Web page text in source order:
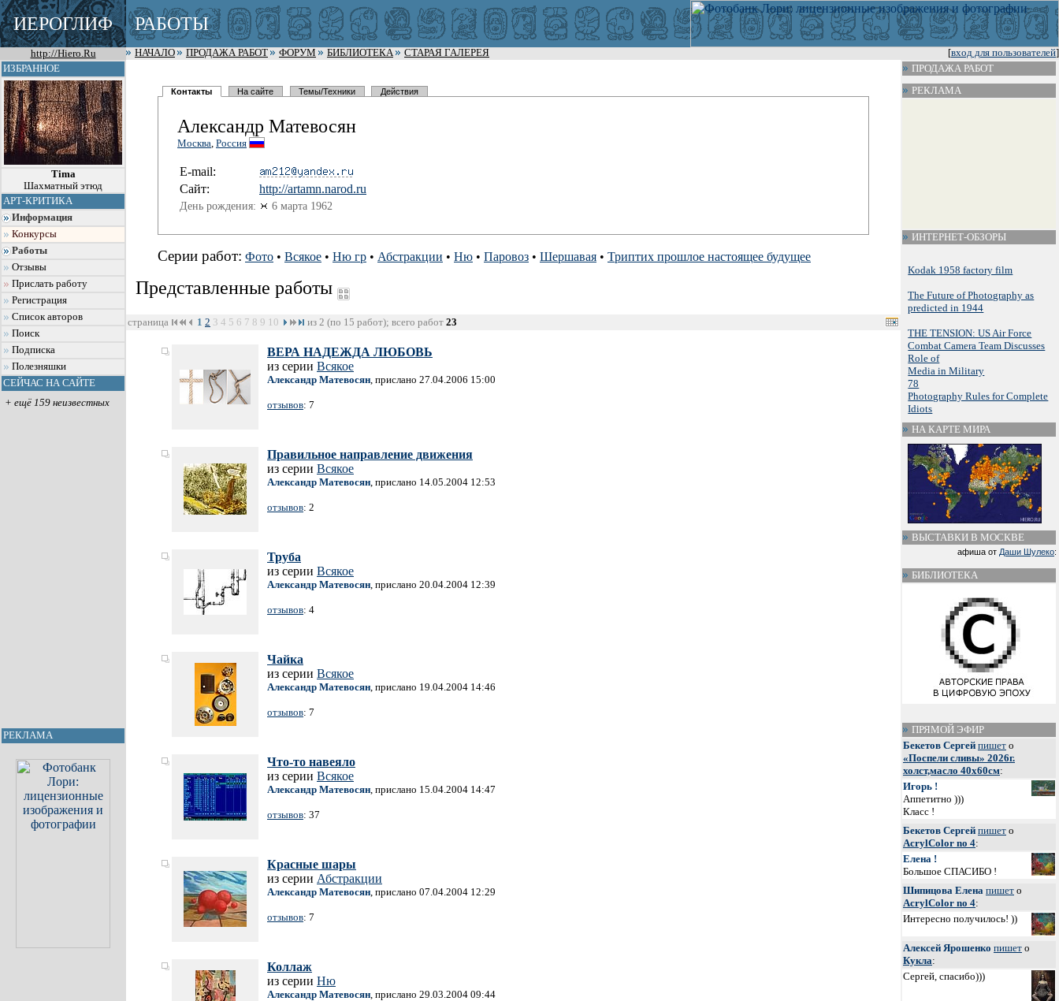
ИЕРОГЛИФ РАБОТЫ
http://Hiero.Ru [вход для пользователей]
НАЧАЛО ПРОДАЖА РАБОТ ФОРУМ БИБЛИОТЕКА
СТАРАЯ ГАЛЕРЕЯ
ИЗБРАННОЕ
Tima
Шахматный этюд
АРТ-КРИТИКА
Информация
Конкурсы
Работы
Отзывы
Прислать работу
Регистрация
Список авторов
Поиск
Подписка
Полезняшки
СЕЙЧАС НА САЙТЕ
+ ещё 159 неизвестных
РЕКЛАМА
Контакты На сайте Темы/Техники Действия
Александр Матевосян
Москва, Россия
E-mail:
Сайт:
http://artamn.narod.ru
День рождения: 6 марта 1962
Серии работ: Фото • Всякое • Ню гр • Абстракции • Ню • Паровоз • Шершавая • Триптих прошлое настоящее будущее
Представленные работы
страница 1 2 3 4 5 6 7 8 9 10 из 2 (по 15 работ); всего работ 23
ВЕРА НАДЕЖДА ЛЮБОВЬ
из серии Всякое
Александр Матевосян, прислано 27.04.2006 15:00
отзывов: 7
Правильное направление движения
из серии Всякое
Александр Матевосян, прислано 14.05.2004 12:53
отзывов: 2
Труба
из серии Всякое
Александр Матевосян, прислано 20.04.2004 12:39
отзывов: 4
Чайка
из серии Всякое
Александр Матевосян, прислано 19.04.2004 14:46
отзывов: 7
Что-то навеяло
из серии Всякое
Александр Матевосян, прислано 15.04.2004 14:47
отзывов: 37
Красные шары
из серии Абстракции
Александр Матевосян, прислано 07.04.2004 12:29
отзывов: 7
Коллаж
из серии Ню
Александр Матевосян, прислано 29.03.2004 09:44
ПРОДАЖА РАБОТ
РЕКЛАМА
ИНТЕРНЕТ-ОБЗОРЫ
Kodak 1958 factory film
The Future of Photography as
predicted in 1944
THE TENSION: US Air Force
Combat Camera Team Discusses
Role of
Media in Military
78
Photography Rules for Complete
Idiots
НА КАРТЕ МИРА
ВЫСТАВКИ В МОСКВЕ
афиша от Даши Шулеко:
БИБЛИОТЕКА
ПРЯМОЙ ЭФИР
Бекетов Сергей пишет о
«Поспели сливы» 2026г.
холст,масло 40х60см:
Игорь !
Аппетитно )))
Класс !
Бекетов Сергей пишет о
AcrylColor no 4:
Елена !
Большое СПАСИБО !
Шипицова Елена пишет о
AcrylColor no 4:
Интересно получилось! ))
Алексей Ярошенко пишет о
Кукла:
Сергей, спасибо)))